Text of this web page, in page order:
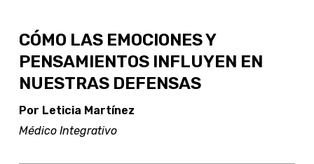
CÓMO LAS EMOCIONES Y
PENSAMIENTOS INFLUYEN EN
NUESTRAS DEFENSAS
Por Leticia Martínez
Médico Integrativo